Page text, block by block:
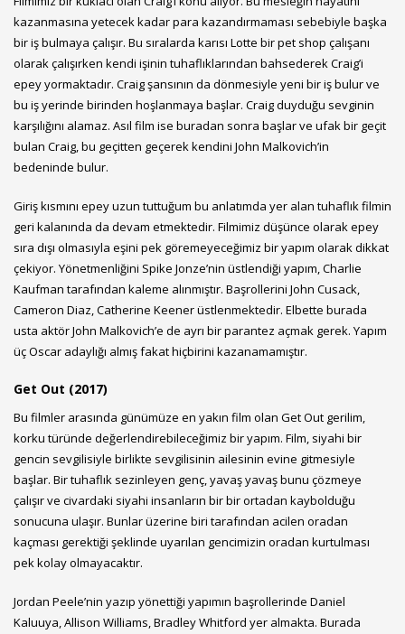
kazanmasına yetecek kadar para kazandırmaması sebebiyle başka
bir iş bulmaya çalışır. Bu sıralarda karısı Lotte bir pet shop çalışanı
olarak çalışırken kendi işinin tuhaflıklarından bahsederek Craig’i
epey yormaktadır. Craig şansının da dönmesiyle yeni bir iş bulur ve
bu iş yerinde birinden hoşlanmaya başlar. Craig duyduğu sevginin
karşılığını alamaz. Asıl film ise buradan sonra başlar ve ufak bir geçit
bulan Craig, bu geçitten geçerek kendini John Malkovich’in
bedeninde bulur.
Giriş kısmını epey uzun tuttuğum bu anlatımda yer alan tuhaflık filmin
geri kalanında da devam etmektedir. Filmimiz düşünce olarak epey
sıra dışı olmasıyla eşini pek göremeyeceğimiz bir yapım olarak dikkat
çekiyor. Yönetmenliğini Spike Jonze’nin üstlendiği yapım, Charlie
Kaufman tarafından kaleme alınmıştır. Başrollerini John Cusack,
Cameron Diaz, Catherine Keener üstlenmektedir. Elbette burada
usta aktör John Malkovich’e de ayrı bir parantez açmak gerek. Yapım
üç Oscar adaylığı almış fakat hiçbirini kazanamamıştır.
Get Out (2017)
Bu filmler arasında günümüze en yakın film olan Get Out gerilim,
korku türünde değerlendirebileceğimiz bir yapım. Film, siyahi bir
gencin sevgilisiyle birlikte sevgilisinin ailesinin evine gitmesiyle
başlar. Bir tuhaflık sezinleyen genç, yavaş yavaş bunu çözmeye
çalışır ve civardaki siyahi insanların bir bir ortadan kaybolduğu
sonucuna ulaşır. Bunlar üzerine biri tarafından acilen oradan
kaçması gerektiği şeklinde uyarılan gencimizin oradan kurtulması
pek kolay olmayacaktır.
Jordan Peele’nin yazıp yönettiği yapımın başrollerinde Daniel
Kaluuya, Allison Williams, Bradley Whitford yer almakta. Burada